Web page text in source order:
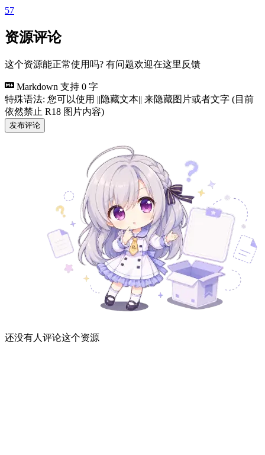
57
资源评论
这个资源能正常使用吗? 有问题欢迎在这里反馈
Markdown 支持 0 字
特殊语法: 您可以使用 ||隐藏文本|| 来隐藏图片或者文字 (目前
依然禁止 R18 图片内容)
发布评论
还没有人评论这个资源